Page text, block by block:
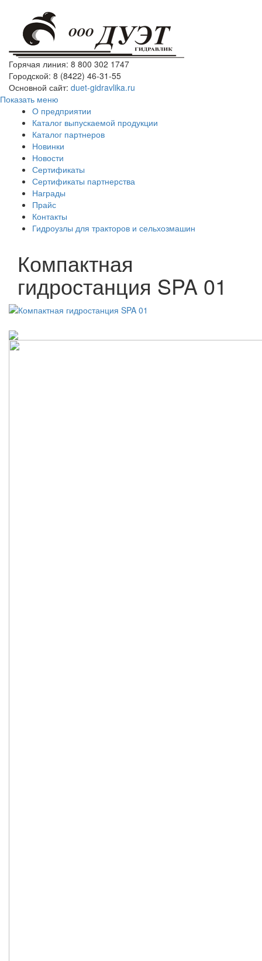
Горячая линия: 8 800 302 1747
Городской: 8 (8422) 46-31-55
Основной сайт: duet-gidravlika.ru
Показать меню
О предприятии
Каталог выпускаемой продукции
Каталог партнеров
Новинки
Новости
Сертификаты
Сертификаты партнерства
Награды
Прайс
Контакты
Гидроузлы для тракторов и сельхозмашин
Компактная
гидростанция SPA 01